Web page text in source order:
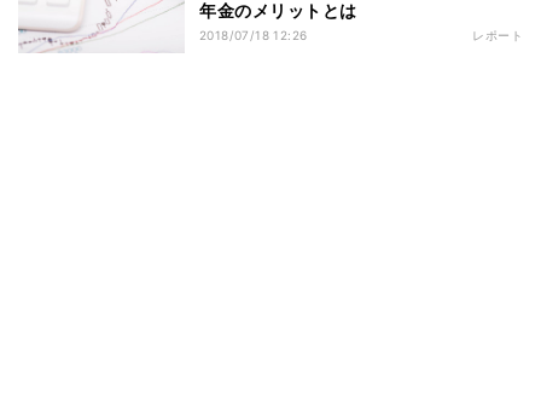
年金のメリットとは
2018/07/18 12:26 レポート